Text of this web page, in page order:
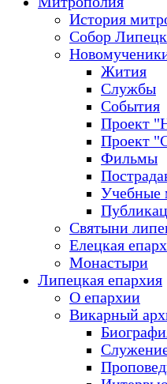
История
Собор
Жития
Службы
События
Проект
Проект
Фильмы
Учебные
Святыни
Елецкая
Монастыри
Липецкая епархия
О епархии
Викарный